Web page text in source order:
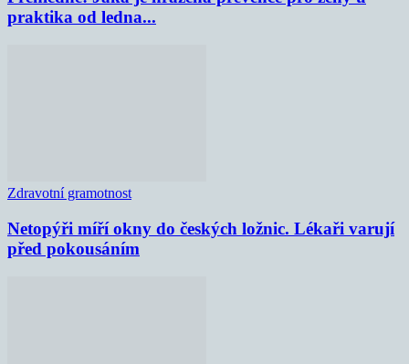
praktika od ledna...
Zdravotní gramotnost
Netopýři míří okny do českých ložnic. Lékaři varují
před pokousáním